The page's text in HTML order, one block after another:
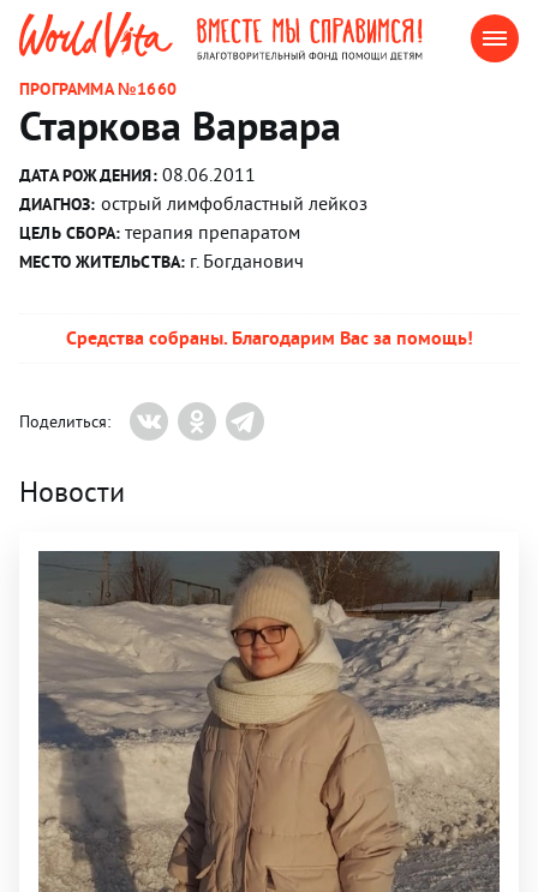
ПРОГРАММА №1660
Старкова Варвара
ДАТА РОЖДЕНИЯ:08.06.2011
ДИАГНОЗ: острый лимфобластный лейкоз
ЦЕЛЬ СБОРА: терапия препаратом
МЕСТО ЖИТЕЛЬСТВА: г. Богданович
Средства собраны. Благодарим Вас за помощь!
Поделиться:
Новости